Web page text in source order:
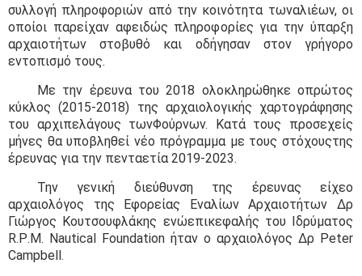
συλλογή πληροφοριών από την κοινότητα τωναλιέων, οι
οποίοι παρείχαν αφειδώς πληροφορίες για την ύπαρξη
αρχαιοτήτων στοβυθό και οδήγησαν στον γρήγορο
εντοπισμό τους.
Με την έρευνα του 2018 ολοκληρώθηκε οπρώτος
κύκλος (2015-2018) της αρχαιολογικής χαρτογράφησης
του αρχιπελάγους τωνΦούρνων. Κατά τους προσεχείς
μήνες θα υποβληθεί νέο πρόγραμμα με τους στόχουςτης
έρευνας για την πενταετία 2019-2023.
Την γενική διεύθυνση της έρευνας είχεο
αρχαιολόγος της Εφορείας Εναλίων Αρχαιοτήτων Δρ
Γιώργος Κουτσουφλάκης ενώεπικεφαλής του Ιδρύματος
R. P. M. Nautical Foundation ήταν ο αρχαιολόγος Δρ Peter
Campbell .